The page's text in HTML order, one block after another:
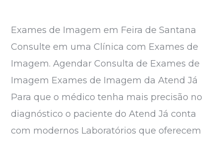
Exames de Imagem em Feira de Santana
Consulte em uma Clínica com Exames de
Imagem. Agendar Consulta de Exames de
Imagem Exames de Imagem da Atend Já
Para que o médico tenha mais precisão no
diagnóstico o paciente do Atend Já conta
com modernos Laboratórios que oferecem